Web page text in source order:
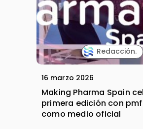
Redacción.
16 marzo 2026
Making Pharma Spain
primera edición con
como medio oficial